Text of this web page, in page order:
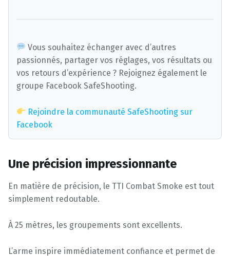
Vous souhaitez échanger avec d’autres
passionnés, partager vos réglages, vos résultats ou
vos retours d’expérience ? Rejoignez également le
groupe Facebook SafeShooting.
Rejoindre la communauté SafeShooting sur
Facebook
Une précision impressionnante
En matière de précision, le TTI Combat Smoke est tout
simplement redoutable.
À 25 mètres, les groupements sont excellents.
L’arme inspire immédiatement confiance et permet de